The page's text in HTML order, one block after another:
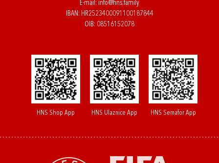
E-mail: info@hns.family
IBAN: HR2523400091100187844
OIB: 08516152078
HNS Shop App HNS Ulaznice App HNS Semafor App